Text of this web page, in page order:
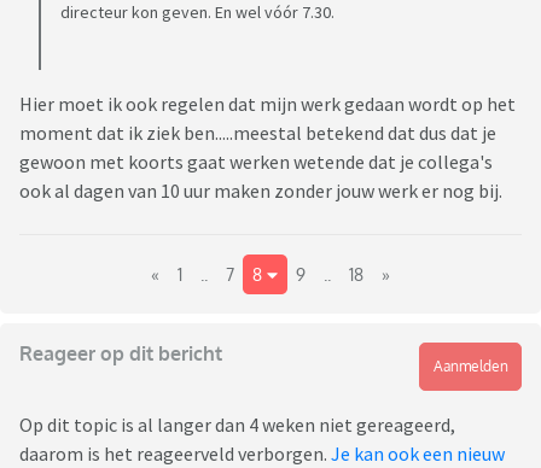
directeur kon geven. En wel vóór 7.30.
Hier moet ik ook regelen dat mijn werk gedaan wordt op het
moment dat ik ziek ben.....meestal betekend dat dus dat je
gewoon met koorts gaat werken wetende dat je collega's
ook al dagen van 10 uur maken zonder jouw werk er nog bij.
« 1 7 8 9 18 »
Reageer op dit bericht
Aanmelden
Op dit topic is al langer dan 4 weken niet gereageerd,
daarom is het reageerveld verborgen. Je kan ook een nieuw